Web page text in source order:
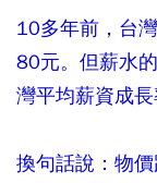
10多年前，台
80元。但薪水
灣平均薪資成長
換句話說：物